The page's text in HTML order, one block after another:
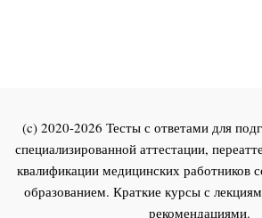
(c) 2020-2026 Тесты с ответами для
специализированной аттестации,
квалификации медицинских работников
образованием. Краткие курсы с
рекомендациями.